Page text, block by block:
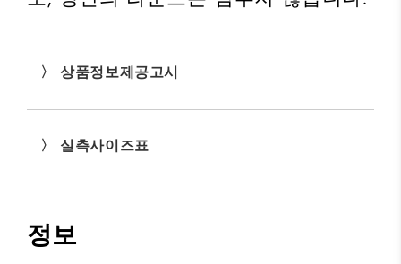
〉 상품정보제공고시
〉 실측사이즈표
정보